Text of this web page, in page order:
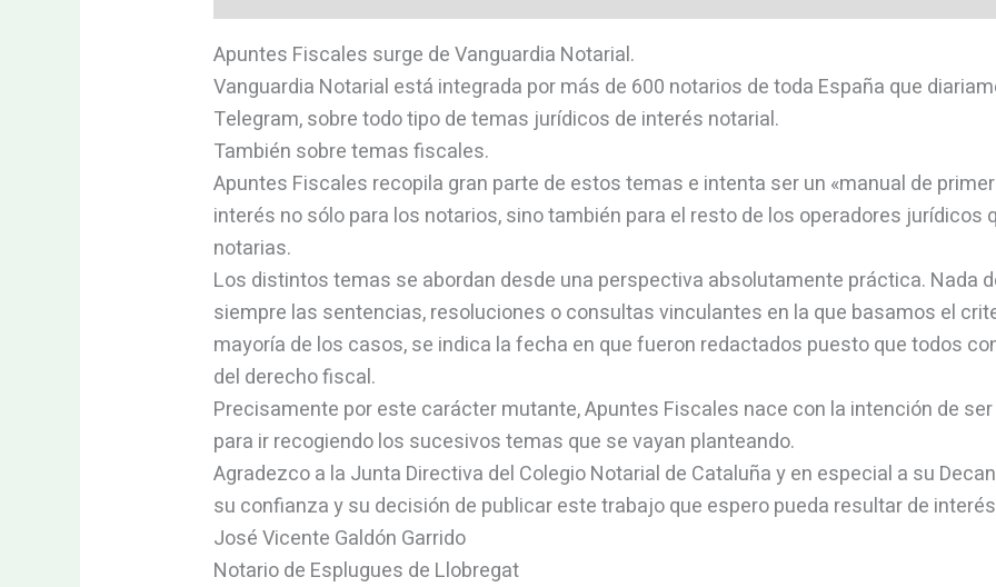
Apuntes Fiscales surge de Vanguardia Notarial.
Vanguardia Notarial está integrada por más de 600 notarios de toda España que
Telegram, sobre todo tipo de temas jurídicos de interés notarial.
También sobre temas fiscales.
Apuntes Fiscales recopila gran parte de estos temas e intenta ser un «manual de
interés no sólo para los notarios, sino también para el resto de los operadores jurídicos
notarias.
Los distintos temas se abordan desde una perspectiva absolutamente práctica. Nada
siempre las sentencias, resoluciones o consultas vinculantes en la que basamos el
mayoría de los casos, se indica la fecha en que fueron redactados puesto que todos
del derecho fiscal.
Precisamente por este carácter mutante, Apuntes Fiscales nace con la intención de
para ir recogiendo los sucesivos temas que se vayan planteando.
Agradezco a la Junta Directiva del Colegio Notarial de Cataluña y en especial a su
su confianza y su decisión de publicar este trabajo que espero pueda resultar de
José Vicente Galdón Garrido
Notario de Esplugues de Llobregat